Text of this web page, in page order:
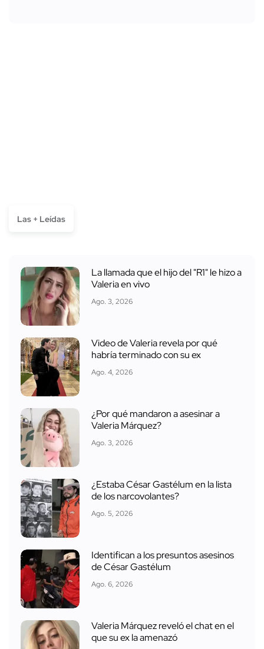
Las + Leídas
La llamada que el hijo del "R1" le hizo a
Valeria en vivo
Ago. 3, 2026
Video de Valeria revela por qué
habría terminado con su ex
Ago. 4, 2026
¿Por qué mandaron a asesinar a
Valeria Márquez?
Ago. 3, 2026
¿Estaba César Gastélum en la lista
de los narcovolantes?
Ago. 5, 2026
Identifican a los presuntos asesinos
de César Gastélum
Ago. 6, 2026
Valeria Márquez reveló el chat en el
que su ex la amenazó